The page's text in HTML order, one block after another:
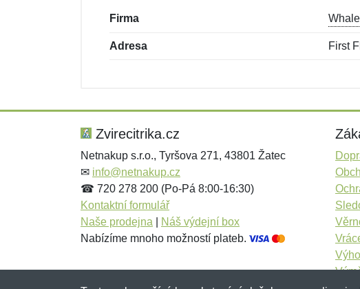
Firma
Adresa First
Zpráva*
Zpráva*
Zvirecitrika.cz
Netnakup s.r.o., Tyršova 271, 43801 Žatec
✉ info@netnakup.cz
☎ 720 278 200 (Po-Pá 8:00-16:30)
Kontaktní formulář
Naše prodejna
Náš výdejní box
Nabízíme mnoho možností plateb.